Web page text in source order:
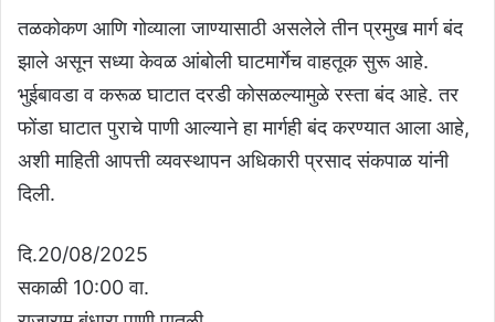
तळकोकण आणि गोव्याला जाण्यासाठी असलेले तीन प्रमुख मार्ग बंद
झाले असून सध्या केवळ आंबोली घाटमार्गेच वाहतूक सुरू आहे.
भुईबावडा व करूळ घाटात दरडी कोसळल्यामुळे रस्ता बंद आहे. तर
फोंडा घाटात पुराचे पाणी आल्याने हा मार्गही बंद करण्यात आला आहे,
अशी माहिती आपत्ती व्यवस्थापन अधिकारी प्रसाद संकपाळ यांनी
दिली.
दि.20/08/2025
सकाळी 10:00 वा.